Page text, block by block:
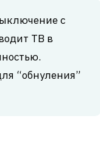
с
ТВ в
“обнуления”